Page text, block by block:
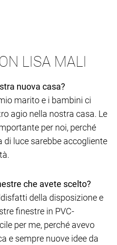
LISA MALI
nuova casa?
marito e i bambini ci
agio nella nostra casa. Le
per noi, perché
di luce sarebbe accogliente
che avete scelto?
della disposizione e
finestre in PVC-
per me, perché avevo
e sempre nuove idee da